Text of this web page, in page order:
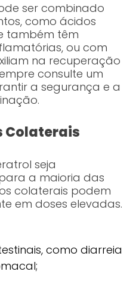
ser combinado
como ácidos
também têm
ou com
na recuperação
consulte um
a segurança e a
Colaterais
seja
a maioria das
colaterais podem
em doses elevadas.
como diarreia